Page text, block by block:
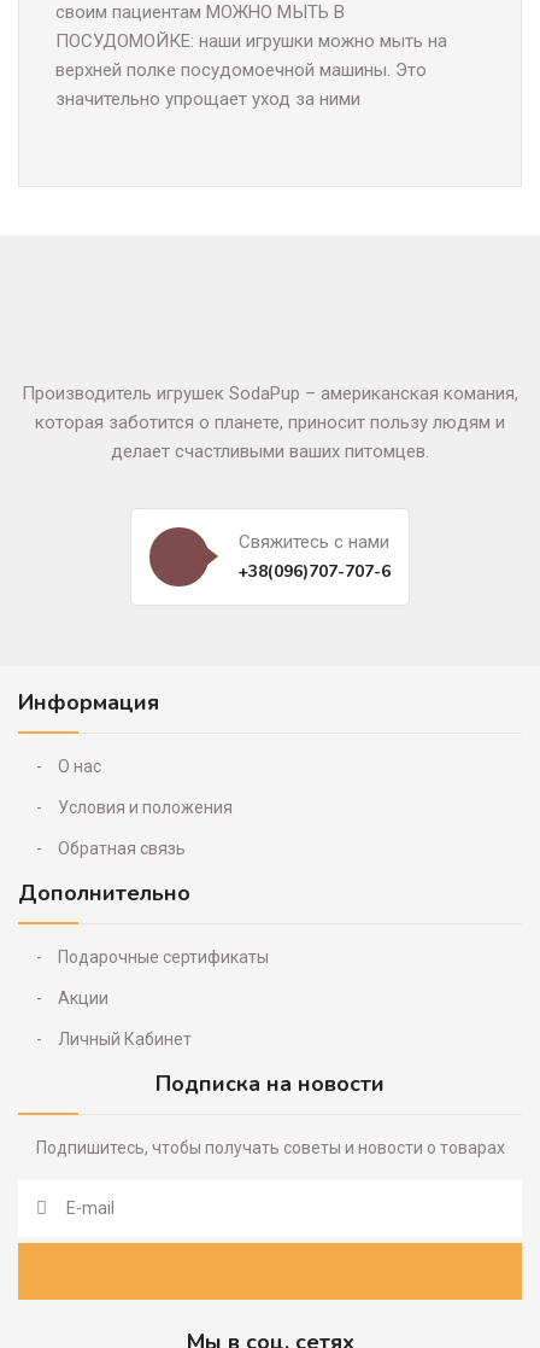
своим пациентам МОЖНО МЫТЬ В
ПОСУДОМОЙКЕ: наши игрушки можно мыть на
верхней полке посудомоечной машины. Это
значительно упрощает уход за ними
Производитель игрушек SodaPup – американская комания,
которая заботится о планете, приносит пользу людям и
делает счастливыми ваших питомцев.
Свяжитесь c нами
+38(096)707-707-6
Информация
О нас
Условия и положения
Обратная связь
Дополнительно
Подарочные сертификаты
Акции
Личный Кабинет
Подписка на новости
Подпишитесь, чтобы получать советы и новости о товарах
Мы в соц. сетях